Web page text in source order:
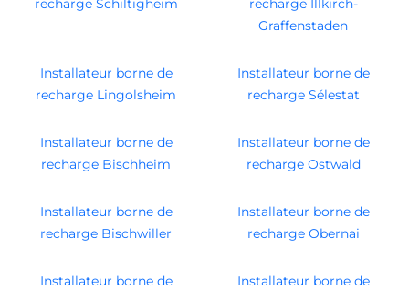
Graffenstaden
Installateur borne de
recharge Lingolsheim
Installateur borne de
recharge Sélestat
Installateur borne de
recharge Bischheim
Installateur borne de
recharge Ostwald
Installateur borne de
recharge Bischwiller
Installateur borne de
recharge Obernai
Installateur borne de
Installateur borne de